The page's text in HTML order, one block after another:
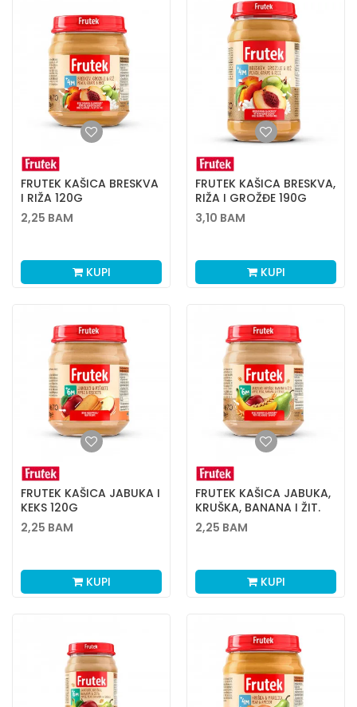
FRUTEK KAŠICA BRESKVA
I RIŽA 120G
2,25 BAM
KUPI
FRUTEK KAŠICA BRESKVA,
RIŽA I GROŽĐE 190G
3,10 BAM
KUPI
FRUTEK KAŠICA JABUKA I
KEKS 120G
2,25 BAM
KUPI
FRUTEK KAŠICA JABUKA,
KRUŠKA, BANANA I ŽIT.
120G
2,25 BAM
KUPI